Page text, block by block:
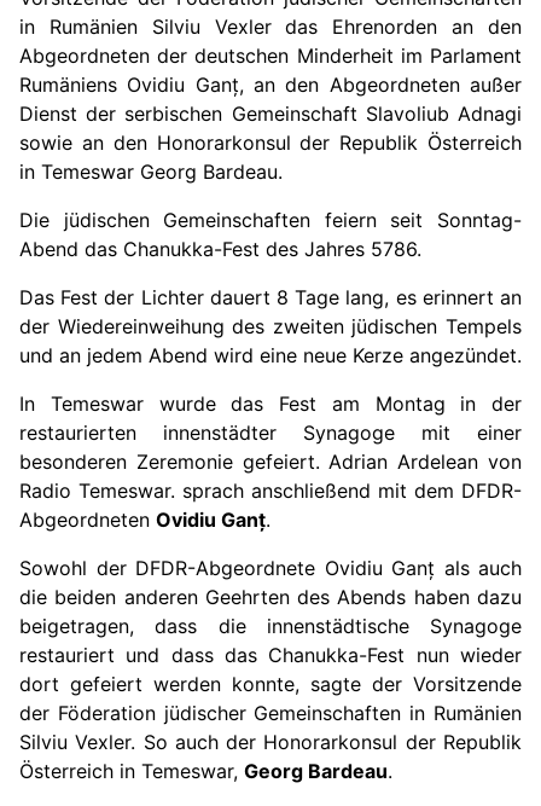
in Rumänien Silviu Vexler das Ehrenorden an den
Abgeordneten der deutschen Minderheit im Parlament
Rumäniens Ovidiu Ganț, an den Abgeordneten außer
Dienst der serbischen Gemeinschaft Slavoliub Adnagi
sowie an den Honorarkonsul der Republik Österreich
in Temeswar Georg Bardeau.
Die jüdischen Gemeinschaften feiern seit Sonntag-
Abend das Chanukka-Fest des Jahres 5786.
Das Fest der Lichter dauert 8 Tage lang, es erinnert an
der Wiedereinweihung des zweiten jüdischen Tempels
und an jedem Abend wird eine neue Kerze angezündet.
In Temeswar wurde das Fest am Montag in der
restaurierten innenstädter Synagoge mit einer
besonderen Zeremonie gefeiert. Adrian Ardelean von
Radio Temeswar. sprach anschließend mit dem DFDR-
Abgeordneten Ovidiu Ganț.
Sowohl der DFDR-Abgeordnete Ovidiu Ganț als auch
die beiden anderen Geehrten des Abends haben dazu
beigetragen, dass die innenstädtische Synagoge
restauriert und dass das Chanukka-Fest nun wieder
dort gefeiert werden konnte, sagte der Vorsitzende
der Föderation jüdischer Gemeinschaften in Rumänien
Silviu Vexler. So auch der Honorarkonsul der Republik
Österreich in Temeswar, Georg Bardeau.